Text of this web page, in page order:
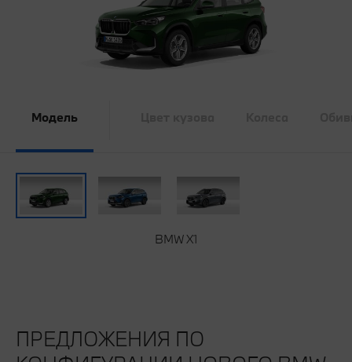
Модель
BMW X1
ПРЕДЛОЖЕНИЯ ПО